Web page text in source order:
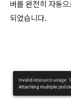
버를 완전히 자동
되었습니다.